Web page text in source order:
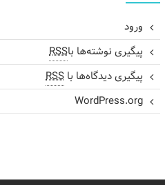
ورود
پیگیری نوشته‌ها باRSS
پیگیری دیدگاه‌ها با RSS
WordPress.org